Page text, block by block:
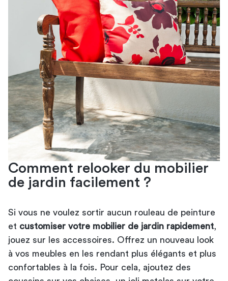
Comment relooker du mobilier
de jardin facilement ?
Si vous ne voulez sortir aucun rouleau de peinture
et customiser votre mobilier de jardin rapidement
jouez sur les accessoires. Offrez un nouveau look
à vos meubles en les rendant plus élégants et plus
confortables à la fois. Pour cela, ajoutez des